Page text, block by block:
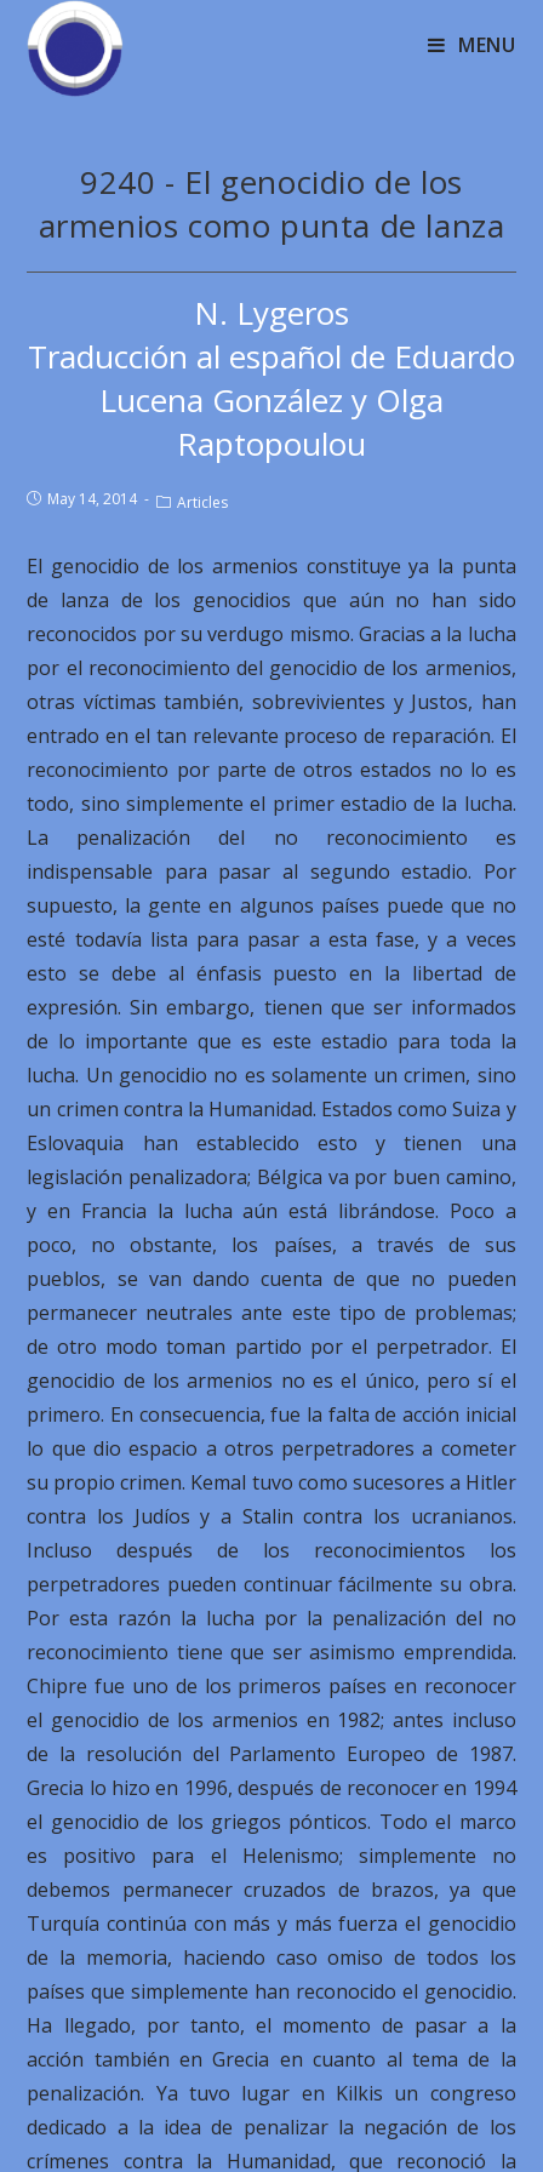
MENU
9240 - El genocidio de los
armenios como punta de lanza
N. Lygeros
Traducción al español de Eduardo
Lucena González y Olga
Raptopoulou
May 14, 2014 Articles
El genocidio de los armenios constituye ya la punta
de lanza de los genocidios que aún no han sido
reconocidos por su verdugo mismo. Gracias a la lucha
por el reconocimiento del genocidio de los armenios,
otras víctimas también, sobrevivientes y Justos, han
entrado en el tan relevante proceso de reparación. El
reconocimiento por parte de otros estados no lo es
todo, sino simplemente el primer estadio de la lucha.
La penalización del no reconocimiento es
indispensable para pasar al segundo estadio. Por
supuesto, la gente en algunos países puede que no
esté todavía lista para pasar a esta fase, y a veces
esto se debe al énfasis puesto en la libertad de
expresión. Sin embargo, tienen que ser informados
de lo importante que es este estadio para toda la
lucha. Un genocidio no es solamente un crimen, sino
un crimen contra la Humanidad. Estados como Suiza y
Eslovaquia han establecido esto y tienen una
legislación penalizadora; Bélgica va por buen camino,
y en Francia la lucha aún está librándose. Poco a
poco, no obstante, los países, a través de sus
pueblos, se van dando cuenta de que no pueden
permanecer neutrales ante este tipo de problemas;
de otro modo toman partido por el perpetrador. El
genocidio de los armenios no es el único, pero sí el
primero. En consecuencia, fue la falta de acción inicial
lo que dio espacio a otros perpetradores a cometer
su propio crimen. Kemal tuvo como sucesores a Hitler
contra los Judíos y a Stalin contra los ucranianos.
Incluso después de los reconocimientos los
perpetradores pueden continuar fácilmente su obra.
Por esta razón la lucha por la penalización del no
reconocimiento tiene que ser asimismo emprendida.
Chipre fue uno de los primeros países en reconocer
el genocidio de los armenios en 1982; antes incluso
de la resolución del Parlamento Europeo de 1987.
Grecia lo hizo en 1996, después de reconocer en 1994
el genocidio de los griegos pónticos. Todo el marco
es positivo para el Helenismo; simplemente no
debemos permanecer cruzados de brazos, ya que
Turquía continúa con más y más fuerza el genocidio
de la memoria, haciendo caso omiso de todos los
países que simplemente han reconocido el genocidio.
Ha llegado, por tanto, el momento de pasar a la
acción también en Grecia en cuanto al tema de la
penalización. Ya tuvo lugar en Kilkis un congreso
dedicado a la idea de penalizar la negación de los
crímenes contra la Humanidad, que reconoció la